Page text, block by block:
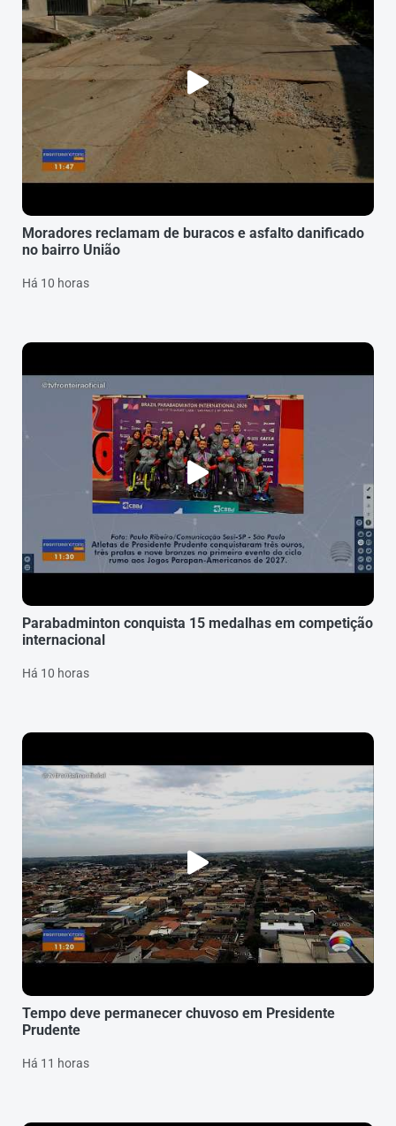
Moradores reclamam de buracos e asfalto danificado
no bairro União
Há 10 horas
Parabadminton conquista 15 medalhas em competição
internacional
Há 10 horas
Tempo deve permanecer chuvoso em Presidente
Prudente
Há 11 horas